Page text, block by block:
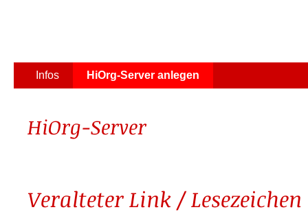
Infos HiOrg-Server anlegen
HiOrg-Server
Veralteter Link / Lesezeichen